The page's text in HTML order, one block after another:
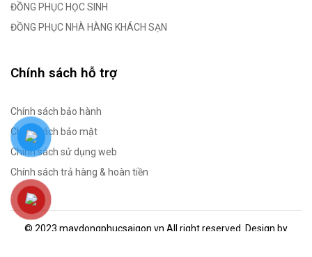
ĐỒNG PHỤC HỌC SINH
ĐỒNG PHỤC NHÀ HÀNG KHÁCH SẠN
Chính sách hỗ trợ
Chính sách bảo hành
Chính sách bảo mật
Chính sách sử dụng web
Chính sách trả hàng & hoàn tiền
© 2023 maydongphucsaigon.vn All right reserved. Design by